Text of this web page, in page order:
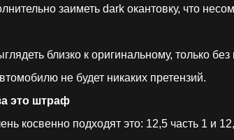
заиметь dark окантовку, что
близко к оригинальному, только
не будет никаких претензий.
это штраф
косвенно подходят это: 12,5 часть 1 и